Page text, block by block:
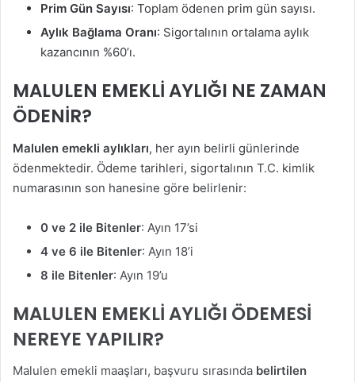
Prim Gün Sayısı: Toplam ödenen prim gün sayısı.
Aylık Bağlama Oranı: Sigortalının ortalama aylık
kazancının %60’ı.
MALULEN EMEKLİ AYLIĞI NE ZAMAN
ÖDENİR?
Malulen emekli aylıkları, her ayın belirli günlerinde
ödenmektedir. Ödeme tarihleri, sigortalının T.C. kimlik
numarasının son hanesine göre belirlenir:
0 ve 2 ile Bitenler: Ayın 17’si
4 ve 6 ile Bitenler: Ayın 18’i
8 ile Bitenler: Ayın 19’u
MALULEN EMEKLİ AYLIĞI ÖDEMESİ
NEREYE YAPILIR?
Malulen emekli maaşları, başvuru sırasında belirtilen